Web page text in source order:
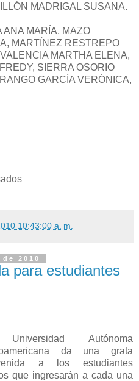
MADRIGAL SUSANA.
ANA MARÍA, MAZO
MARTÍNEZ RESTREPO
MARTHA ELENA,
SIERRA OSORIO
GARCÍA VERÓNICA,
10:43:00 a. m.
2010
para estudiantes
Autónoma
da una grata
a los estudiantes
que ingresarán a cada una